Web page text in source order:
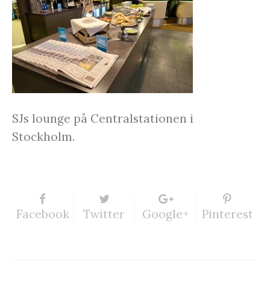
SJs lounge på Centralstationen i
Stockholm.
Facebook Twitter Google+ Pinterest